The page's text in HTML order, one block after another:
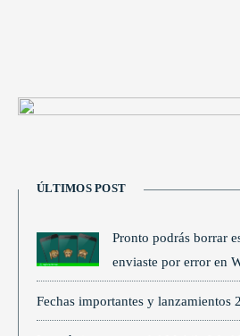
ÚLTIMOS POST
Pronto podrás borrar
enviaste por error en
Fechas importantes y lanzamientos